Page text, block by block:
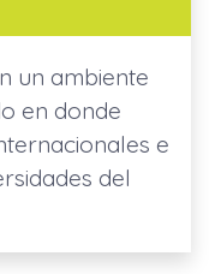
un ambiente
en donde
e
del